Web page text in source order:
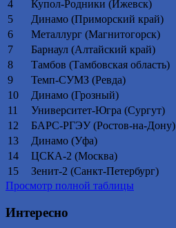
4
Купол-Родники (Ижевск)
5
Динамо (Приморский край)
6
Металлург (Магнитогорск)
7
Барнаул (Алтайский край)
8
Тамбов (Тамбовская область)
9
Темп-СУМЗ (Ревда)
10
Динамо (Грозный)
11
Университет-Югра (Сургут)
12
БАРС-РГЭУ (Ростов-на-Дону)
13
Динамо (Уфа)
14
ЦСКА-2 (Москва)
15
Зенит-2 (Санкт-Петербург)
Просмотр полной таблицы
Интересно